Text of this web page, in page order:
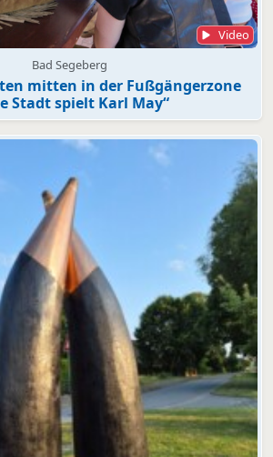
Video
Bad Segeberg
mitten in der Fußgängerzone
Stadt spielt Karl May“